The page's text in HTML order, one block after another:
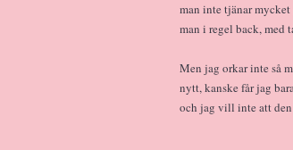
man inte tjänar
man i regel back, med
Men jag orkar inte så
nytt, kanske får jag
och jag vill inte att den